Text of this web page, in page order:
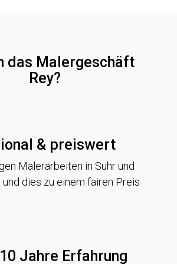
das Malergeschäft
Rey?
& preiswert
Malerarbeiten in Suhr und
und dies zu einem fairen Preis
Jahre Erfahrung